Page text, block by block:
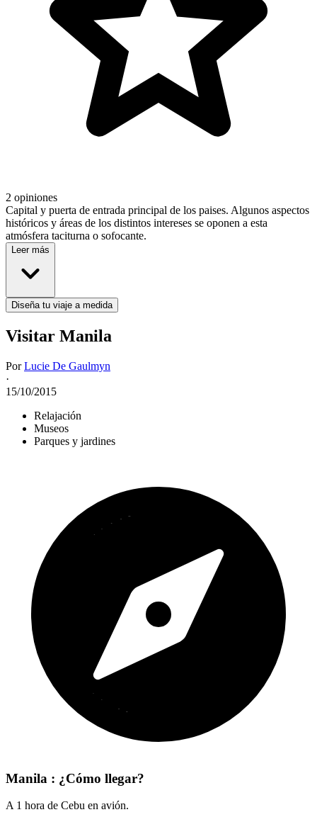
2 opiniones
Capital y puerta de entrada principal de los paises. Algunos aspectos
históricos y áreas de los distintos intereses se oponen a esta
atmósfera taciturna o sofocante.
Leer más
Diseña tu viaje a medida
Visitar Manila
PorLucie De Gaulmyn
·
15/10/2015
Relajación
Museos
Parques y jardines
Manila : ¿Cómo llegar?
A 1 hora de Cebu en avión.